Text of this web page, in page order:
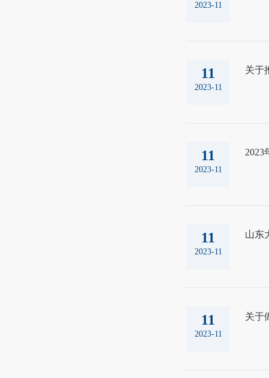
2023-11
11
2023-11
关于
11
2023-11
2023
11
2023-11
山东
11
2023-11
关于